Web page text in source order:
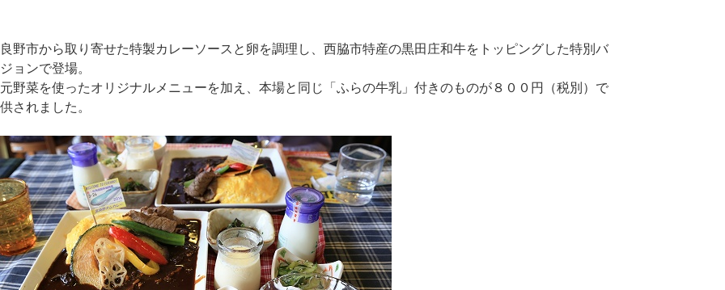
野市から取り寄せた特製カレーソースと卵を調理し、西脇市特産の黒田庄和牛をトッピングした特別バ
ョンで登場。
野菜を使ったオリジナルメニューを加え、本場と同じ「ふらの牛乳」付きのものが８００円（税別）で
されました。